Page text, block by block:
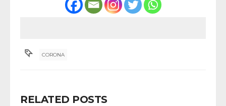
CORONA
RELATED POSTS